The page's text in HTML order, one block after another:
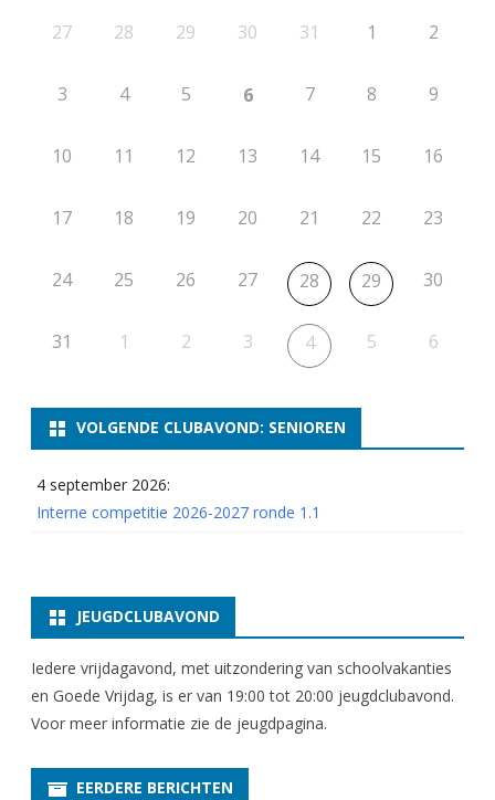
-
0
2
r
e
1
.
27
28 29 30 31 1 2
3 4 5 6 7 8 9
10 11 12 13 14 15 16
17 18 19 20 21 22 23
24 25 26 27 28 29 30
31 1 2 3 4 5 6
VOLGENDE CLUBAVOND: SENIOREN
4 september 2026:
Interne competitie 2026-2027 ronde 1.1
JEUGDCLUBAVOND
Iedere vrijdagavond, met uitzondering van schoolvakanties
en Goede Vrijdag, is er van 19:00 tot 20:00 jeugdclubavond.
Voor meer informatie zie de jeugdpagina.
EERDERE BERICHTEN